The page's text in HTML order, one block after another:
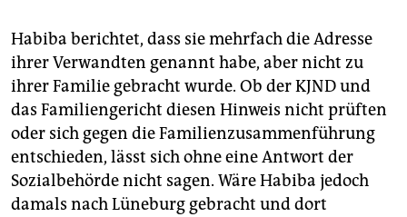
Habiba berichtet, dass sie mehrfach die Adresse
ihrer Verwandten genannt habe, aber nicht zu
ihrer Familie gebracht wurde. Ob der KJND und
das Familiengericht diesen Hinweis nicht prüften
oder sich gegen die Familienzusammenführung
entschieden, lässt sich ohne eine Antwort der
Sozialbehörde nicht sagen. Wäre Habiba jedoch
damals nach Lüneburg gebracht und dort